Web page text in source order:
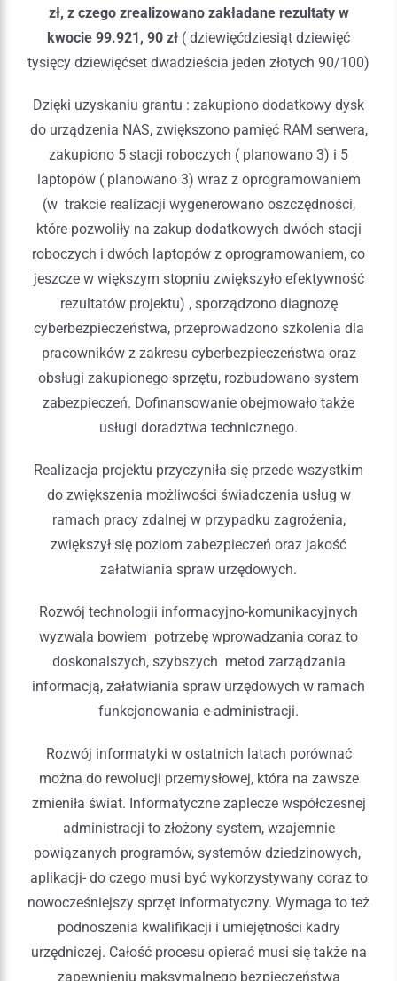
zł, z czego zrealizowano zakładane rezultaty w
kwocie 99.921, 90 zł ( dziewięćdziesiąt dziewięć
tysięcy dziewięćset dwadzieścia jeden złotych 90/100)
Dzięki uzyskaniu grantu : zakupiono dodatkowy dysk
do urządzenia NAS, zwiększono pamięć RAM serwera,
zakupiono 5 stacji roboczych ( planowano 3) i 5
laptopów ( planowano 3) wraz z oprogramowaniem
(w trakcie realizacji wygenerowano oszczędności,
które pozwoliły na zakup dodatkowych dwóch stacji
roboczych i dwóch laptopów z oprogramowaniem, co
jeszcze w większym stopniu zwiększyło efektywność
rezultatów projektu) , sporządzono diagnozę
cyberbezpieczeństwa, przeprowadzono szkolenia dla
pracowników z zakresu cyberbezpieczeństwa oraz
obsługi zakupionego sprzętu, rozbudowano system
zabezpieczeń. Dofinansowanie obejmowało także
usługi doradztwa technicznego.
Realizacja projektu przyczyniła się przede wszystkim
do zwiększenia możliwości świadczenia usług w
ramach pracy zdalnej w przypadku zagrożenia,
zwiększył się poziom zabezpieczeń oraz jakość
załatwiania spraw urzędowych.
Rozwój technologii informacyjno-komunikacyjnych
wyzwala bowiem potrzebę wprowadzania coraz to
doskonalszych, szybszych metod zarządzania
informacją, załatwiania spraw urzędowych w ramach
funkcjonowania e-administracji.
Rozwój informatyki w ostatnich latach porównać
można do rewolucji przemysłowej, która na zawsze
zmieniła świat. Informatyczne zaplecze współczesnej
administracji to złożony system, wzajemnie
powiązanych programów, systemów dziedzinowych,
aplikacji- do czego musi być wykorzystywany coraz to
nowocześniejszy sprzęt informatyczny. Wymaga to też
podnoszenia kwalifikacji i umiejętności kadry
urzędniczej. Całość procesu opierać musi się także na
zapewnieniu maksymalnego bezpieczeństwa